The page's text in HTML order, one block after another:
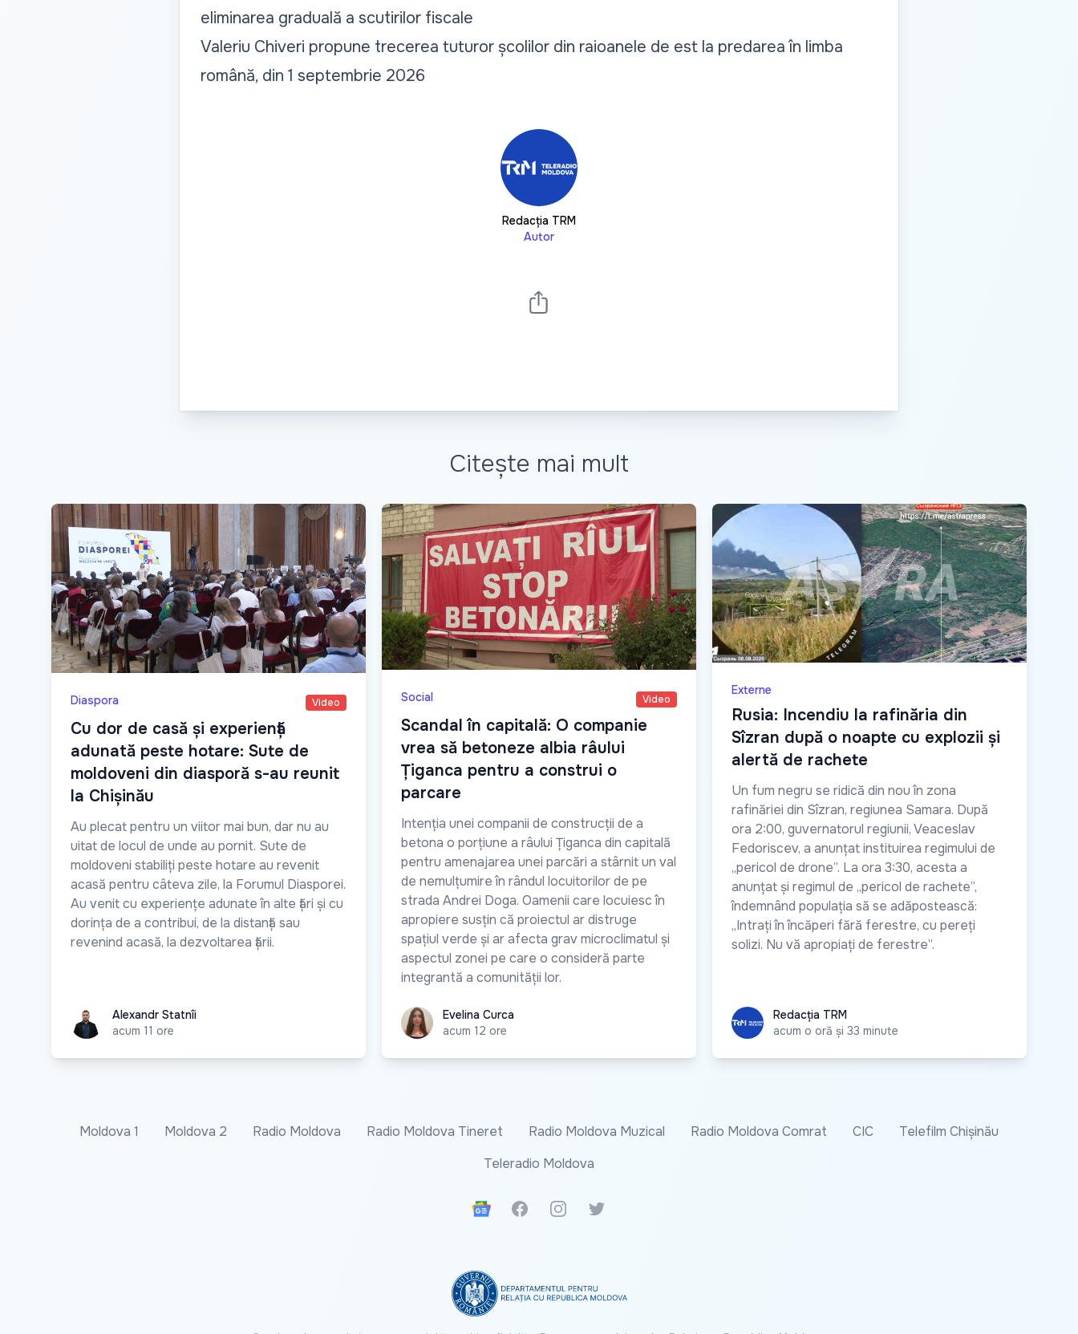
eliminarea graduală a scutirilor fiscale
Valeriu Chiveri propune trecerea tuturor școlilor din raioanele de est la predarea în limba
română, din 1 septembrie 2026
Redacția TRM
Autor
Citește mai mult
Diaspora Video
Cu dor de casă și experiență
adunată peste hotare: Sute de
moldoveni din diasporă s-au reunit
la Chișinău
Au plecat pentru un viitor mai bun, dar nu au
uitat de locul de unde au pornit. Sute de
moldoveni stabiliți peste hotare au revenit
acasă pentru câteva zile, la Forumul Diasporei.
Au venit cu experiențe adunate în alte țări și cu
dorința de a contribui, de la distanță sau
revenind acasă, la dezvoltarea țării.
Alexandr Statnîi
Alexandr Statnîi
acum 11 ore
Social Video
Scandal în capitală: O companie
vrea să betoneze albia râului
Țiganca pentru a construi o
parcare
Intenția unei companii de construcții de a
betona o porțiune a râului Țiganca din capitală
pentru amenajarea unei parcări a stârnit un val
de nemulțumire în rândul locuitorilor de pe
strada Andrei Doga. Oamenii care locuiesc în
apropiere susțin că proiectul ar distruge
spațiul verde și ar afecta grav microclimatul și
aspectul zonei pe care o consideră parte
integrantă a comunității lor.
Evelina CurcaEvelina Curca
acum 12 ore
Externe
Rusia: Incendiu la rafinăria din
Sîzran după o noapte cu explozii și
alertă de rachete
Un fum negru se ridică din nou în zona
rafinăriei din Sîzran, regiunea Samara. După
ora 2:00, guvernatorul regiunii, Veaceslav
Fedoriscev, a anunțat instituirea regimului de
„pericol de drone”. La ora 3:30, acesta a
anunțat și regimul de „pericol de rachete”,
îndemnând populația să se adăpostească:
„Intrați în încăperi fără ferestre, cu pereți
solizi. Nu vă apropiați de ferestre”.
Redacția TRM
Redacția TRM
acum o oră și 33 minute
Moldova 1 Moldova 2 Radio Moldova Radio Moldova Tineret Radio Moldova Muzical Radio Moldova Comrat CIC
Telefilm Chișinău
Teleradio Moldova
Google News
FacebookInstagramTwitter